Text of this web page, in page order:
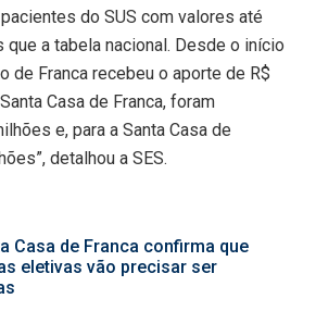
do SUS com valores até
a tabela nacional. Desde o início
de Franca recebeu o aporte de R$
Casa de Franca, foram
e, para a Santa Casa de
detalhou a SES.
Casa de Franca confirma que
eletivas vão precisar ser